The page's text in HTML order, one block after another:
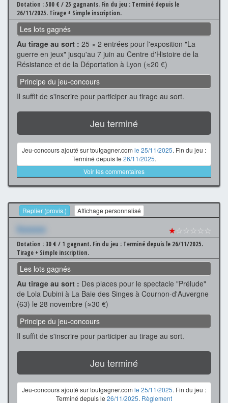
Dotation : 500 € / 25 gagnants. Fin du jeu : Terminé depuis le
26/11/2025. Tirage + Simple inscription.
Les lots gagnés
Au tirage au sort : 25 × 2 entrées pour l'exposition "La
guerre en jeux" jusqu'au 7 juin au Centre d'Histoire de la
Résistance et de la Déportation à Lyon (≈20 €)
Principe du jeu-concours
Il suffit de s'inscrire pour participer au tirage au sort.
Jeu terminé
Jeu-concours ajouté sur toutgagner.com le 25/11/2025. Fin du jeu :
Terminé depuis le 26/11/2025.
Voir les commentaires
Replier (provis.) Affichage personnalisé
Xxxxxxx ★☆☆☆☆☆
Dotation : 30 € / 1 gagnant. Fin du jeu : Terminé depuis le 26/11/2025.
Tirage + Simple inscription.
Les lots gagnés
Au tirage au sort : Des places pour le spectacle "Prélude"
de Lola Dubini à La Baie des Singes à Cournon-d'Auvergne
(63) le 28 novembre (≈30 €)
Principe du jeu-concours
Il suffit de s'inscrire pour participer au tirage au sort.
Jeu terminé
Jeu-concours ajouté sur toutgagner.com le 25/11/2025. Fin du jeu :
Terminé depuis le 26/11/2025. Règlement